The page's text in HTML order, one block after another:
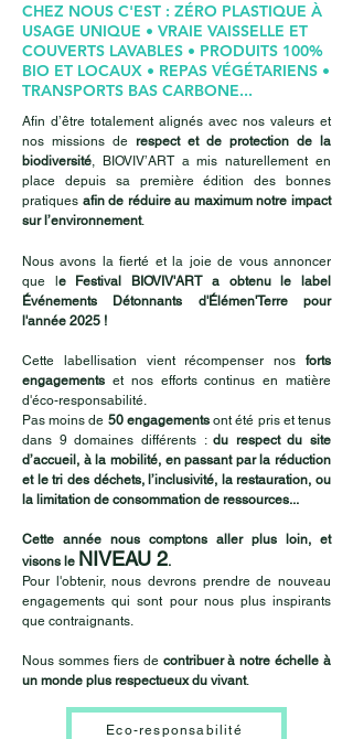
CHEZ NOUS C'EST : ZÉRO PLASTIQUE À
USAGE UNIQUE • VRAIE VAISSELLE ET
COUVERTS LAVABLES • PRODUITS 100%
BIO ET LOCAUX • REPAS VÉGÉTARIENS •
TRANSPORTS BAS CARBONE...
Afin d’être totalement alignés avec nos valeurs et
nos missions de respect et de protection de la
biodiversité, BIOVIV’ART a mis naturellement en
place depuis sa première édition des bonnes
pratiques afin de réduire au maximum notre impact
sur l’environnement.
Nous avons la fierté et la joie de vous annoncer
que l e Festival BIOVIV'ART a obtenu le label
Événements Détonnants d'Élémen'Terre pour
l'année 2025 !
Cette labellisation vient récompenser nos forts
engagements et nos efforts continus en matière
d'éco-responsabilité.
Pas moins de 50 engagementsont été pris et tenus
dans 9 domaines différents :du respect du site
d’accueil, à la mobilité, en passant par la réduction
et le tri des déchets, l’inclusivité, la restauration, ou
la limitation de consommation de ressources...
Cette année nous comptons aller plus loin, et
visons le NIVEAU 2.
Pour l'obtenir, nous devrons prendre de nouveau
engagements qui sont pour nous plus inspirants
que contraignants.
Nous sommes fiers de contribuer à notre échelle à
un monde plus respectueux du vivant.
Eco-responsabilité